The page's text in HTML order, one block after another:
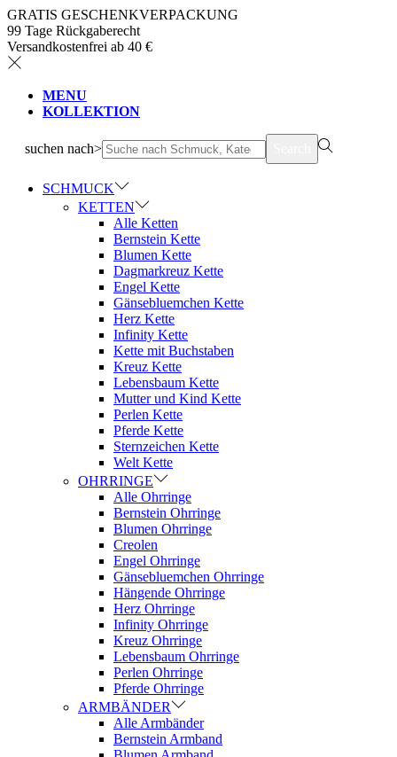
GRATIS GESCHENKVERPACKUNG
99 Tage Rückgaberecht
Versandkostenfrei ab 40 €
MENU
KOLLEKTION
suchen nach>
SCHMUCK
KETTEN
Alle Ketten
Bernstein Kette
Blumen Kette
Dagmarkreuz Kette
Engel Kette
Gänsebluemchen Kette
Herz Kette
Infinity Kette
Kette mit Buchstaben
Kreuz Kette
Lebensbaum Kette
Mutter und Kind Kette
Perlen Kette
Pferde Kette
Sternzeichen Kette
Welt Kette
OHRRINGE
Alle Ohrringe
Bernstein Ohrringe
Blumen Ohrringe
Creolen
Engel Ohrringe
Gänsebluemchen Ohrringe
Hängende Ohrringe
Herz Ohrringe
Infinity Ohrringe
Kreuz Ohrringe
Lebensbaum Ohrringe
Perlen Ohrringe
Pferde Ohrringe
ARMBÄNDER
Alle Armbänder
Bernstein Armband